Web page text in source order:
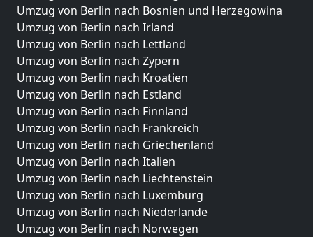
Umzug von Berlin nach Bosnien und Herzegowina
Umzug von Berlin nach Irland
Umzug von Berlin nach Lettland
Umzug von Berlin nach Zypern
Umzug von Berlin nach Kroatien
Umzug von Berlin nach Estland
Umzug von Berlin nach Finnland
Umzug von Berlin nach Frankreich
Umzug von Berlin nach Griechenland
Umzug von Berlin nach Italien
Umzug von Berlin nach Liechtenstein
Umzug von Berlin nach Luxemburg
Umzug von Berlin nach Niederlande
Umzug von Berlin nach Norwegen